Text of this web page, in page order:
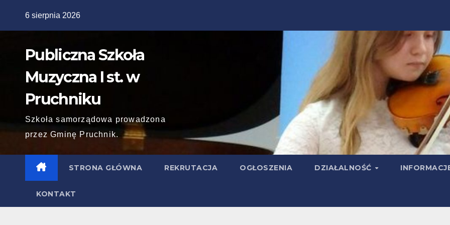
6 sierpnia 2026
Publiczna Szkoła
Muzyczna I st. w
Pruchniku
Szkoła samorządowa prowadzona
przez Gminę Pruchnik.
STRONA GŁÓWNA REKRUTACJA OGŁOSZENIA DZIAŁALNOŚĆ
KONTAKT